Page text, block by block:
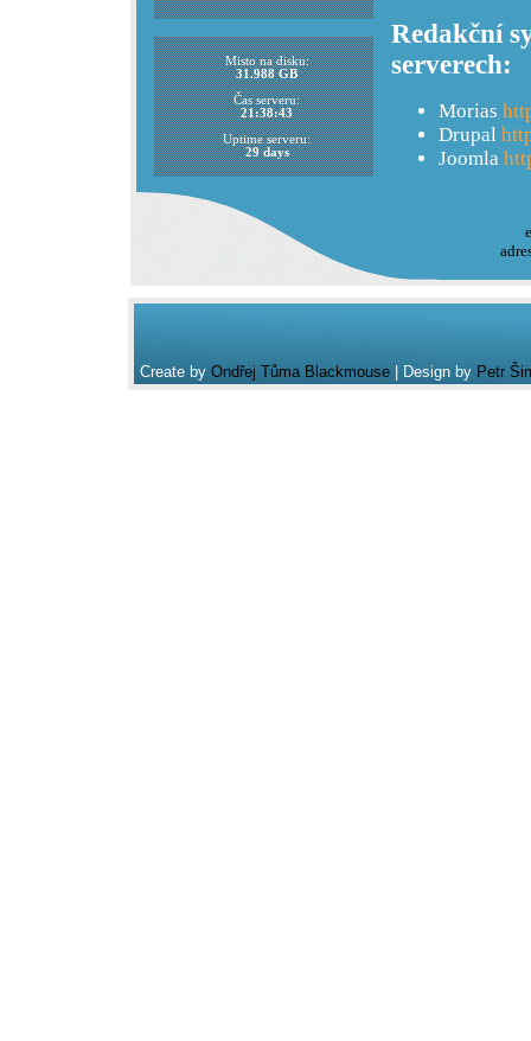
Redakční
serverech:
Morias
Drupal
Joomla
Misto na disku:
31.988 GB
Čas serveru:
21:38:43
Uptime serveru:
29 days
Create by Ondřej Tůma Blackmouse| Design by Petr